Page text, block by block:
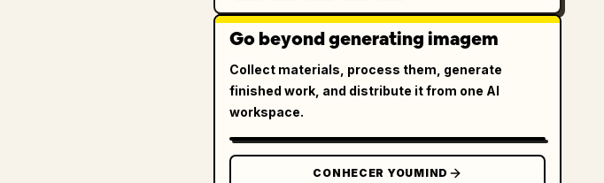
Go beyond generating imagem
Collect materials, process them, generate
finished work, and distribute it from one AI
workspace.
CONHECER YOUMIND